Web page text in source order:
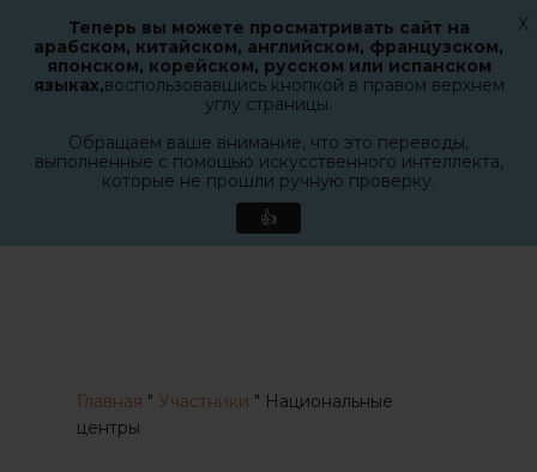
поиск
Меню
Главная " Участники " Национальные
центры
меню
Теперь вы можете просматривать сайт на
арабском, китайском, английском, французском,
японском, корейском, русском или испанском
языках,воспользовавшись кнопкой в правом верхнем
углу страницы.
Обращаем ваше внимание, что это переводы,
выполненные с помощью искусственного интеллекта,
которые не прошли ручную проверку.
👍
X